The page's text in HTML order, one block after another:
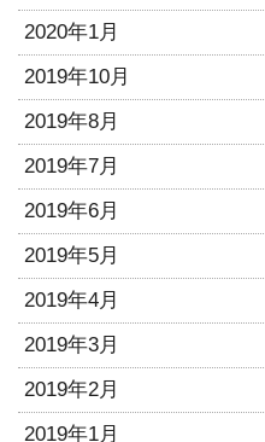
2020年1月
2019年10月
2019年8月
2019年7月
2019年6月
2019年5月
2019年4月
2019年3月
2019年2月
2019年1月